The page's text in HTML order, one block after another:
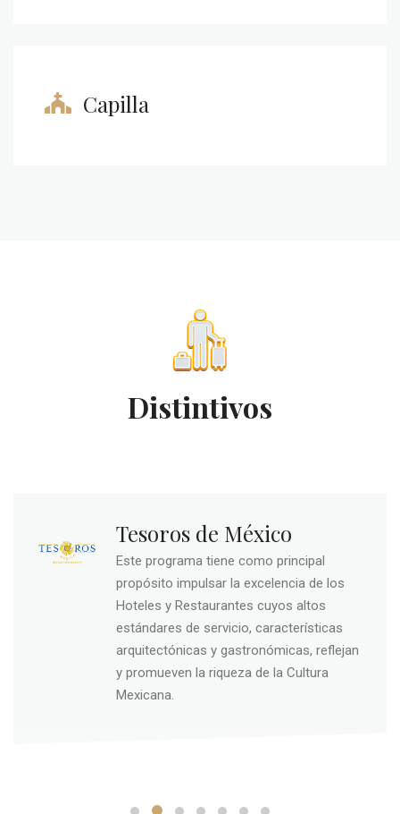
Capilla
Distintivos
Tesoros de México
Este programa tiene como principal
propósito impulsar la excelencia de los
Hoteles y Restaurantes cuyos altos
estándares de servicio, características
arquitectónicas y gastronómicas, reflejan
y promueven la riqueza de la Cultura
Mexicana.